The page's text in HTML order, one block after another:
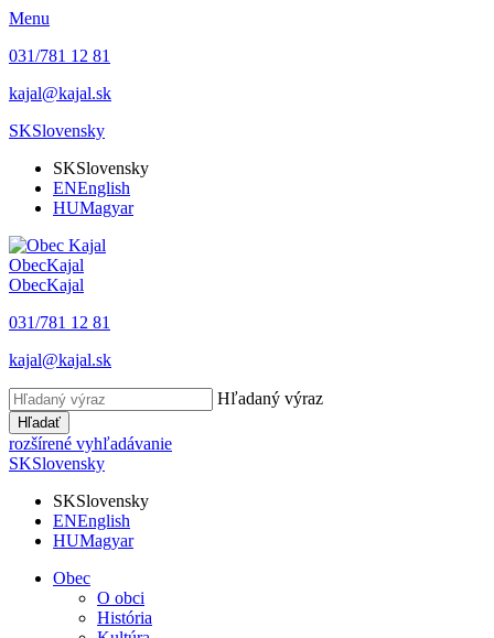
Menu
031/781 12 81
kajal@kajal.sk
SKSlovensky
SKSlovensky
ENEnglish
HUMagyar
ObecKajal
ObecKajal
031/781 12 81
kajal@kajal.sk
Hľadaný výraz
Hľadať
rozšírené vyhľadávanie
SKSlovensky
SKSlovensky
ENEnglish
HUMagyar
Obec
O obci
História